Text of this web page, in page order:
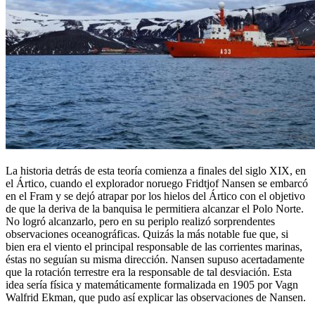
La historia detrás de esta teoría comienza a finales del siglo XIX, en
el Ártico, cuando el explorador noruego Fridtjof Nansen se embarcó
en el Fram y se dejó atrapar por los hielos del Ártico con el objetivo
de que la deriva de la banquisa le permitiera alcanzar el Polo Norte.
No logró alcanzarlo, pero en su periplo realizó sorprendentes
observaciones oceanográficas. Quizás la más notable fue que, si
bien era el viento el principal responsable de las corrientes marinas,
éstas no seguían su misma dirección. Nansen supuso acertadamente
que la rotación terrestre era la responsable de tal desviación. Esta
idea sería física y matemáticamente formalizada en 1905 por Vagn
Walfrid Ekman, que pudo así explicar las observaciones de Nansen.